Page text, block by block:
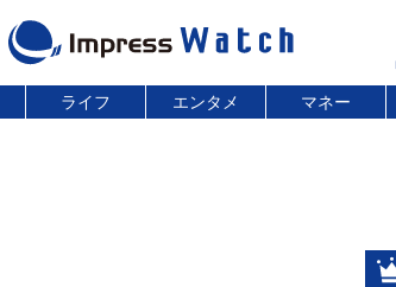
ライフ エンタメ マネー